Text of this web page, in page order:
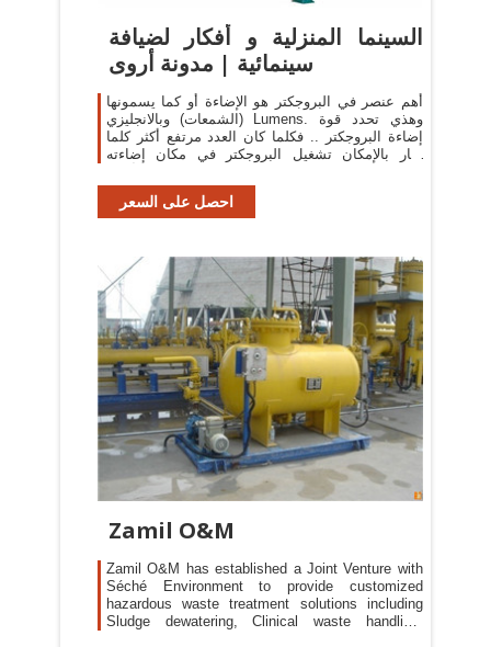
السينما المنزلية و أفكار لضيافة
سينمائية | مدونة أروى
أهم عنصر في البروجكتر هو الإضاءة أو كما يسمونها
(الشمعات) وبالانجليزي Lumens. وهذي تحدد قوة
إضاءة البروجكتر .. فكلما كان العدد مرتفع أكثر كلما
صار بالإمكان تشغيل البروجكتر في مكان إضاءته
احصل على السعر
Zamil O&M
Zamil O&M has established a Joint Venture with
Séché Environment to provide customized
hazardous waste treatment solutions including
Sludge dewatering, Clinical waste handling,